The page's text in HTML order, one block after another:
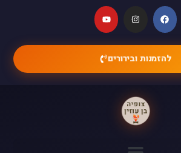
להזמנות ובירורים